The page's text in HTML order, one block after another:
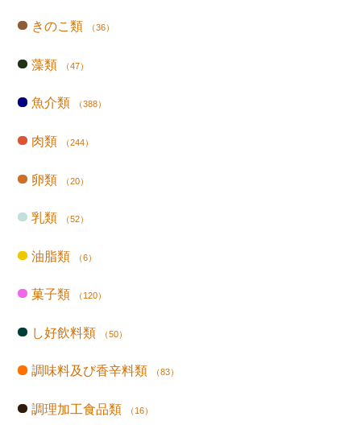
きのこ類 （36）
藻類 （47）
魚介類 （388）
肉類 （244）
卵類 （20）
乳類 （52）
油脂類 （6）
菓子類 （120）
し好飲料類 （50）
調味料及び香辛料類 （83）
調理加工食品類 （16）